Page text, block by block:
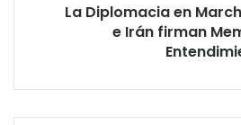
Memorando
La Diplomacia en
e Irán firman